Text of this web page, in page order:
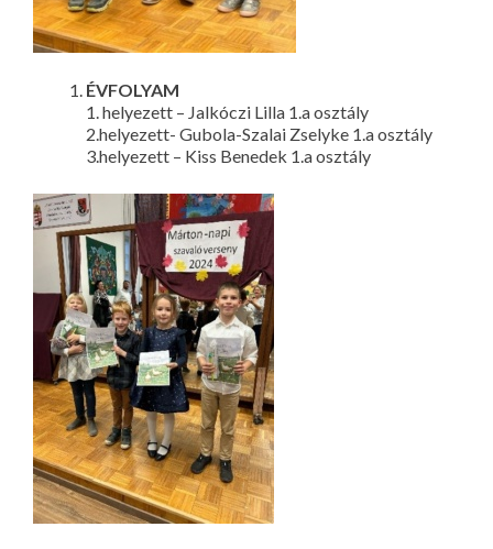
ÉVFOLYAM
1. helyezett – Jalkóczi Lilla 1.a osztály
2.helyezett- Gubola-Szalai Zselyke 1.a osztály
3.helyezett – Kiss Benedek 1.a osztály